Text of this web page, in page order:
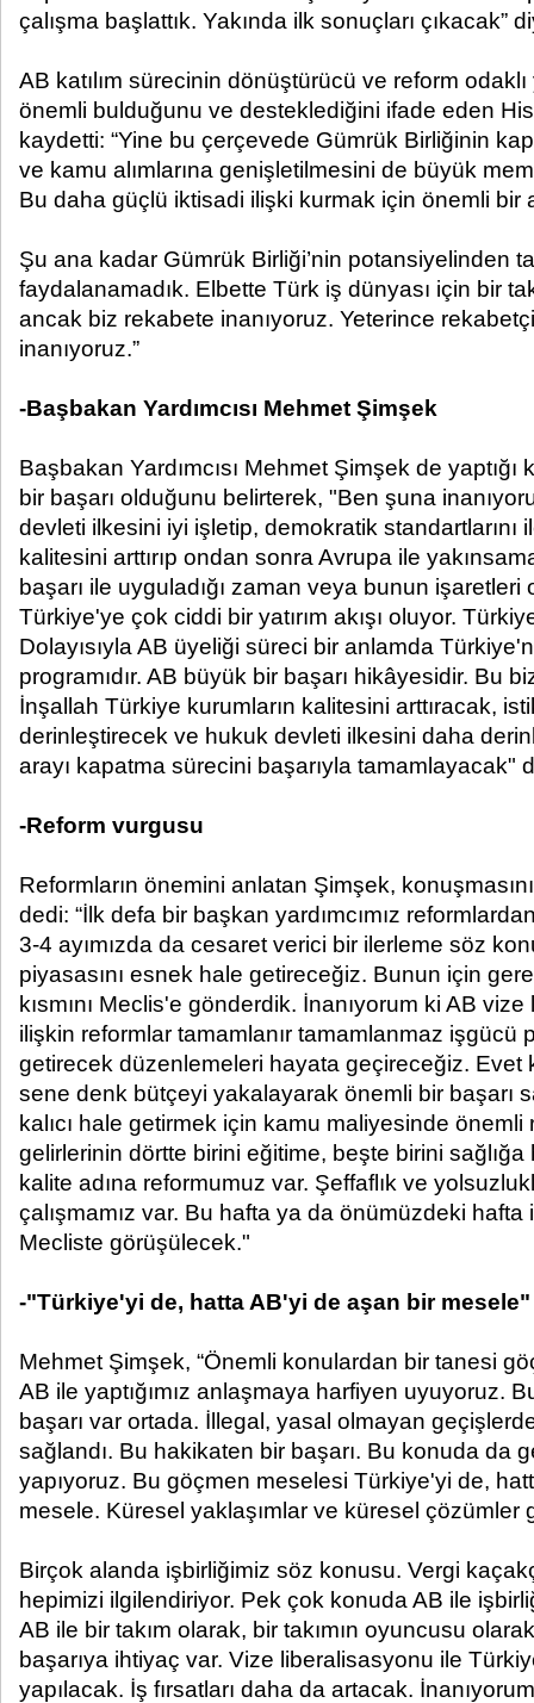
çalışma başlattık. Yakında ilk sonuçları çıkacak”
AB katılım sürecinin dönüştürücü ve reform odaklı
önemli bulduğunu ve desteklediğini ifade eden
kaydetti: “Yine bu çerçevede Gümrük Birliğinin
ve kamu alımlarına genişletilmesini de büyük
Bu daha güçlü iktisadi ilişki kurmak için önemli bir
Şu ana kadar Gümrük Birliği’nin potansiyelinden
faydalanamadık. Elbette Türk iş dünyası için bir
ancak biz rekabete inanıyoruz. Yeterince
inanıyoruz.”
-Başbakan Yardımcısı Mehmet Şimşek
Başbakan Yardımcısı Mehmet Şimşek de
bir başarı olduğunu belirterek, "Ben şuna
devleti ilkesini iyi işletip, demokratik standartlarını
kalitesini arttırıp ondan sonra Avrupa ile
başarı ile uyguladığı zaman veya bunun işaretleri
Türkiye'ye çok ciddi bir yatırım akışı oluyor.
Dolayısıyla AB üyeliği süreci bir anlamda
programıdır. AB büyük bir başarı hikâyesidir. Bu
İnşallah Türkiye kurumların kalitesini arttıracak,
derinleştirecek ve hukuk devleti ilkesini daha
arayı kapatma sürecini başarıyla tamamlayacak"
-Reform vurgusu
Reformların önemini anlatan Şimşek,
dedi: “İlk defa bir başkan yardımcımız
3-4 ayımızda da cesaret verici bir ilerleme söz
piyasasını esnek hale getireceğiz. Bunun için
kısmını Meclis'e gönderdik. İnanıyorum ki AB
ilişkin reformlar tamamlanır tamamlanmaz işgücü
getirecek düzenlemeleri hayata geçireceğiz. Evet
sene denk bütçeyi yakalayarak önemli bir başarı
kalıcı hale getirmek için kamu maliyesinde önemli
gelirlerinin dörtte birini eğitime, beşte birini sağlığa
kalite adına reformumuz var. Şeffaflık ve
çalışmamız var. Bu hafta ya da önümüzdeki
Mecliste görüşülecek."
-"Türkiye'yi de, hatta AB'yi de aşan bir mesele"
Mehmet Şimşek, “Önemli konulardan bir tanesi
AB ile yaptığımız anlaşmaya harfiyen uyuyoruz.
başarı var ortada. İllegal, yasal olmayan
sağlandı. Bu hakikaten bir başarı. Bu konuda da
yapıyoruz. Bu göçmen meselesi Türkiye'yi de,
mesele. Küresel yaklaşımlar ve küresel çözümler
Birçok alanda işbirliğimiz söz konusu. Vergi
hepimizi ilgilendiriyor. Pek çok konuda AB ile
AB ile bir takım olarak, bir takımın oyuncusu
başarıya ihtiyaç var. Vize liberalisasyonu ile
yapılacak. İş fırsatları daha da artacak.